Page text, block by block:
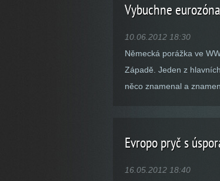
Vybuchne
10.06.2012 18:30
Německá porážka ve
Západě. Jeden z
něco znamenal a
Evropo pryč s
16.05.2012 18:40